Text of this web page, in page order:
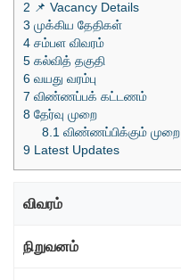
2 📌 Vacancy Details
3 முக்கிய தேதிகள்
4 சம்பள விவரம்
5 கல்வித் தகுதி
6 வயது வரம்பு
7 விண்ணப்பக் கட்டணம்
8 தேர்வு முறை
8.1விண்ணப்பிக்கும் முறை
9 Latest Updates
விவரம்
நிறுவனம்